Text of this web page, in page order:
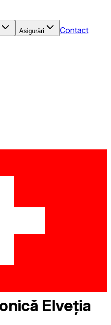
Asigurări Contact
Elveția